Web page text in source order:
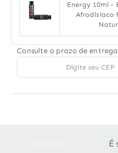
Energy 10ml -
Afrodisíaco
Consulte o prazo de entrega
É